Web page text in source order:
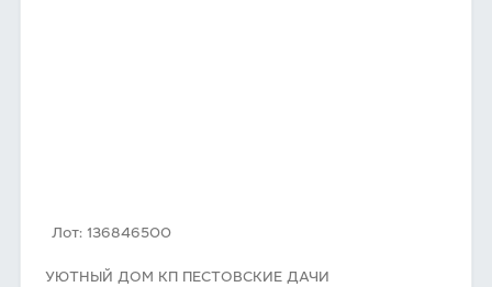
Лот: 136846500
УЮТНЫЙ ДОМ КП ПЕСТОВСКИЕ ДАЧИ